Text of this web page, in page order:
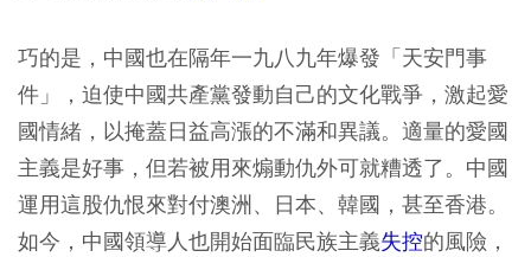
巧的是，中國也在隔年一九八九年爆發「天安門事
件」，迫使中國共產黨發動自己的文化戰爭，激起愛
國情緒，以掩蓋日益高漲的不滿和異議。適量的愛國
主義是好事，但若被用來煽動仇外可就糟透了。中國
運用這股仇恨來對付澳洲、日本、韓國，甚至香港。
如今，中國領導人也開始面臨民族主義失控的風險，